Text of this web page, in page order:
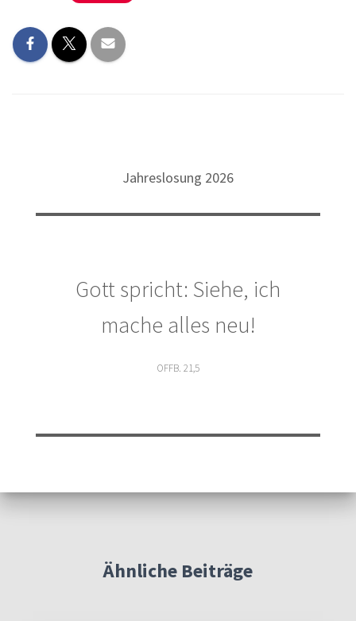
Jahreslosung 2026
Gott spricht: Siehe, ich
mache alles neu!
OFFB. 21,5
Ähnliche Beiträge